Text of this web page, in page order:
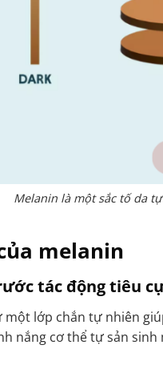
Melanin là một sắc tố da
melanin
tác động tiêu
lớp chắn tự nhiên
nắng cơ thể tự sản